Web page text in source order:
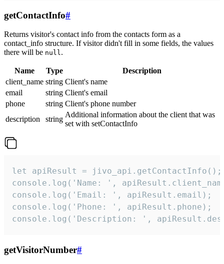
getContactInfo#
Returns visitor's contact info from the contacts form as a
contact_info structure. If visitor didn't fill in some fields, the values
there will be null.
Name Type
Description
client_name string Client's name
email
string Client's email
phone
string Client's phone number
description
string
Additional information about the client that was
set with setContactInfo
let apiResult = jivo_api.getContactInfo();
console.log('Name: ',
console.log('Email: ', apiResult.email);
console.log('Phone: ', apiResult.phone);
console.log('Description: ',
getVisitorNumber#